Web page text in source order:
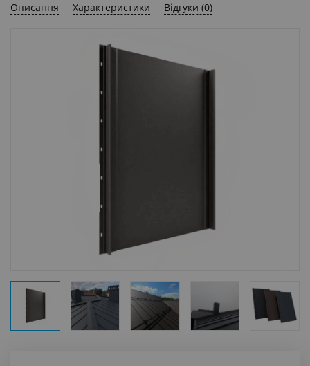
Описання Характеристики Відгуки (0)